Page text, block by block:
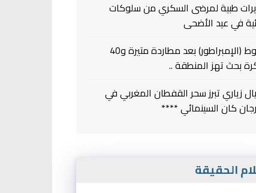
طبية لمرضى السكري من سلوكات
في عيد الأضحى
سقوط (الإمبراطور) بعد مطاردة متيرة و40
بحث تهز المنطقة ..
زياري تبرز سحر القفطان المغربي في
كان السينمائي ****
الحقيقة